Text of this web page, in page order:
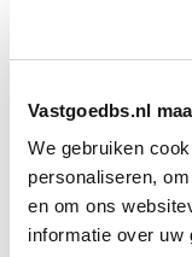
Vastgoedbs.nl
We gebruiken
personaliseren,
en om ons
informatie over uw
voorbereidingen
Boeiend
in deze